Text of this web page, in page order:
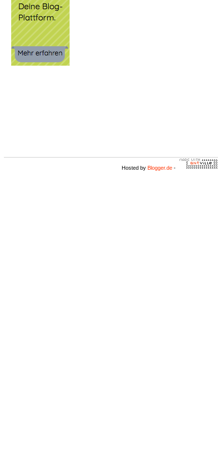
Hosted by Blogger.de -